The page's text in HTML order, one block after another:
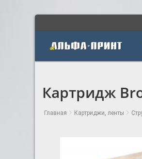
Картридж
Главная Картриджи, ленты